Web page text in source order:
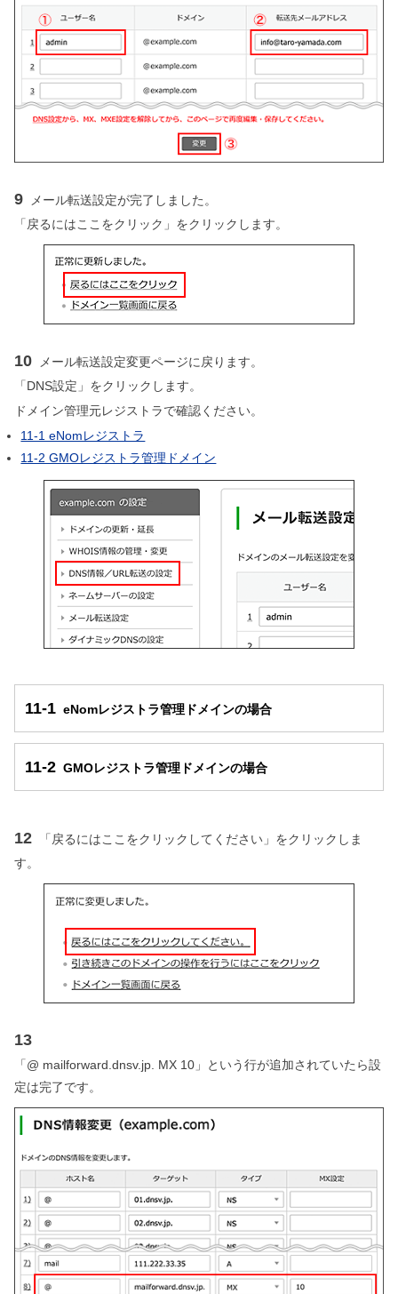
9
メール転送設定が完了しました。
「戻るにはここをクリック」をクリックします。
10
メール転送設定変更ページに戻ります。
「DNS設定」をクリックします。
ドメイン管理元レジストラで確認ください。
11-1 eNomレジストラ
11-2 GMOレジストラ管理ドメイン
11-1 eNomレジストラ管理ドメインの場合
11-2 GMOレジストラ管理ドメインの場合
12
「戻るにはここをクリックしてください」をクリックしま
す。
13
「@ mailforward.dnsv.jp. MX 10」という行が追加されていたら設
定は完了です。